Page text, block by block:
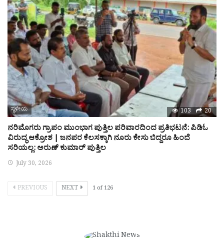
ಸ್ಥಳೀಯ 103 20
ನರಿಮೊಗರು ಗ್ರಾಪಂ ಮುಂಭಾಗ ಪುತ್ತಿಲ ಪರಿವಾರದಿಂದ ಪ್ರತಿಭಟನೆ: ಪಿಡಿಓ
ವಿರುದ್ಧ ಆಕ್ರೋಶ | ಜನಪರ ಕೆಲಸಕ್ಕಾಗಿ ನೂರು ಕೇಸು ಬಿದ್ದರೂ ಹಿಂದೆ
ಸರಿಯಲ್ಲ: ಅರುಣ್ ಕುಮಾರ್ ಪುತ್ತಿಲ
July 30, 2026
PREVIOUS NEXT 1 of126